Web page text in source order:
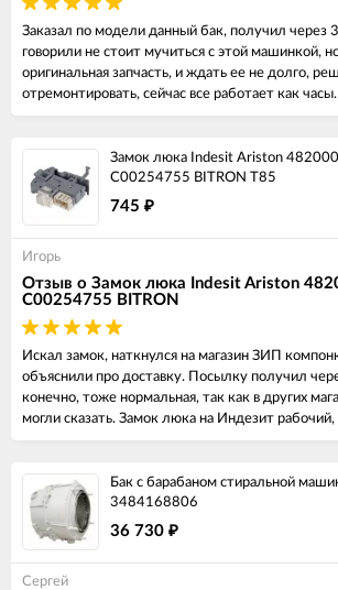
Заказал по модели данный бак, получил через
говорили не стоит мучиться с этой машинкой,
оригинальная запчасть, и ждать ее не долго,
отремонтировать, сейчас все работает как часы.
Замок люка Indesit Ariston
C00254755 BITRON T85
745 ₽
Игорь
Отзыв о Замок люка Indesit Ariston
C00254755 BITRON
Искал замок, наткнулся на магазин ЗИП
объяснили про доставку. Посылку получил
конечно, тоже нормальная, так как в других
могли сказать. Замок люка на Индезит рабочий,
Бак с барабаном стиральной
3484168806
36 730 ₽
Сергей